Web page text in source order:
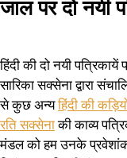
जाल पर दो नयी
हिंदी की दो नयी पत्रिकायें
सारिका सक्सेना द्वारा
से कुछ अन्यहिंदी की
रति सक्सेनाकी काव्य
मंडल को हम उनके